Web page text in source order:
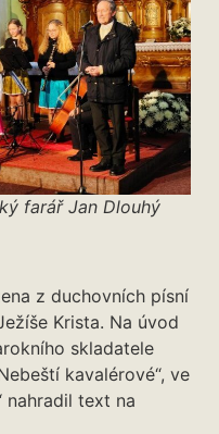
farář Jan Dlouhý
z duchovních písní
Krista. Na úvod
skladatele
kavalérové“, ve
nahradil text na